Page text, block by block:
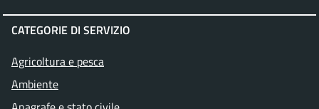
CATEGORIE DI SERVIZIO
Agricoltura e pesca
Ambiente